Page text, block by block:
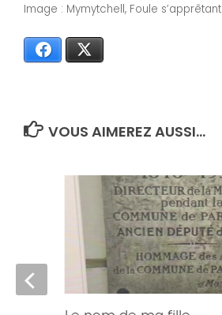
Image : Mymytchell, Foule
Facebook
VOUS AIMEREZ AUSSI...